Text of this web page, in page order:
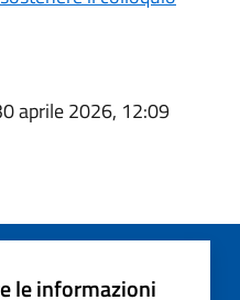
aprile 2026, 12:09
le informazioni